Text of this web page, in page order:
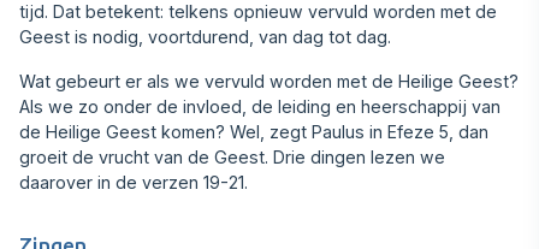
tijd. Dat betekent: telkens opnieuw vervuld worden met de
Geest is nodig, voortdurend, van dag tot dag.
Wat gebeurt er als we vervuld worden met de Heilige Geest?
Als we zo onder de invloed, de leiding en heerschappij van
de Heilige Geest komen? Wel, zegt Paulus in Efeze 5, dan
groeit de vrucht van de Geest. Drie dingen lezen we
daarover in de verzen 19-21.